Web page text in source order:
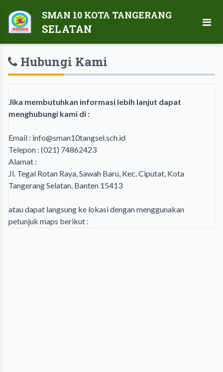
SMAN 10 KOTA TANGERANG
SELATAN
Hubungi Kami
Jika membutuhkan informasi lebih lanjut dapat
menghubungi kami di :
Email : info@sman10tangsel.sch.id
Telepon : (021) 74862423
Alamat :
Jl. Tegal Rotan Raya, Sawah Baru, Kec. Ciputat, Kota
Tangerang Selatan, Banten 15413
atau dapat langsung ke lokasi dengan menggunakan
petunjuk maps berikut :